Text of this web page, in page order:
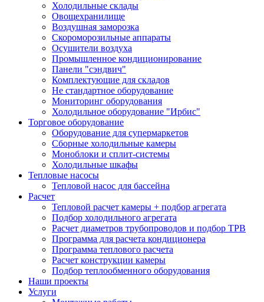
Холодильные склады
Овощехранилище
Воздушная заморозка
Скороморозильные аппараты
Осушители воздуха
Промышленное кондиционирование
Панели "сэндвич"
Комплектующие для складов
Не стандартное оборудование
Мониторинг оборудования
Холодильное оборудование "Ирбис"
Торговое оборудование
Оборудование для супермаркетов
Сборные холодильные камеры
Моноблоки и сплит-системы
Холодильные шкафы
Тепловые насосы
Тепловой насос для бассейна
Расчет
Тепловой расчет камеры + подбор агрегата
Подбор холодильного агрегата
Расчет диаметров трубопроводов и подбор ТРВ
Программа для расчета кондиционера
Программа теплового расчета
Расчет конструкции камеры
Подбор теплообменного оборудования
Наши проекты
Услуги